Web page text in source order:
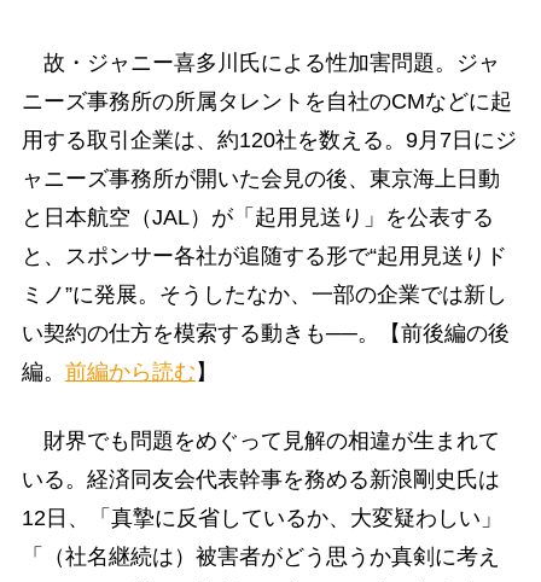
故・ジャニー喜多川氏による性加害問題。ジャ
ニーズ事務所の所属タレントを自社のCMなどに起
用する取引企業は、約120社を数える。9月7日にジ
ャニーズ事務所が開いた会見の後、東京海上日動
と日本航空（JAL）が「起用見送り」を公表する
と、スポンサー各社が追随する形で“起用見送りド
ミノ”に発展。そうしたなか、一部の企業では新し
い契約の仕方を模索する動きも──。【前後編の後
編。 前編から読む 】
財界でも問題をめぐって見解の相違が生まれて
いる。経済同友会代表幹事を務める新浪剛史氏は
12日、「真摯に反省しているか、大変疑わしい」
「（社名継続は）被害者がどう思うか真剣に考え